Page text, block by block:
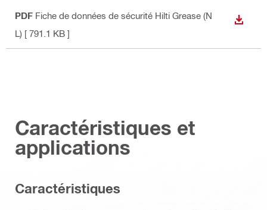
PDF Fiche de données de sécurité Hilti Grease (N
L) [ 791.1 KB ]
Caractéristiques et
applications
Caractéristiques